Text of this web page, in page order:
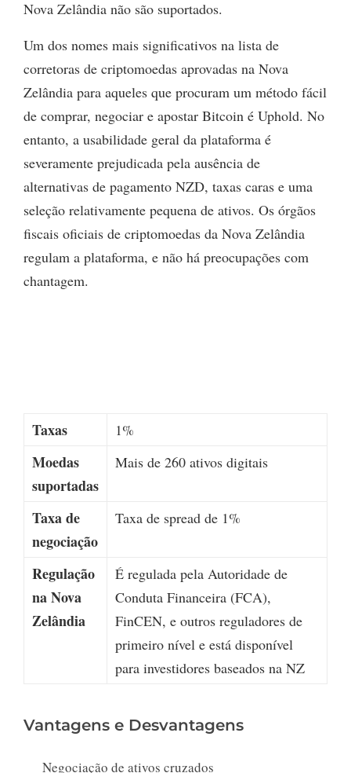
Nova Zelândia não são suportados.
Um dos nomes mais significativos na lista de
corretoras de criptomoedas aprovadas na Nova
Zelândia para aqueles que procuram um método fácil
de comprar, negociar e apostar Bitcoin é Uphold. No
entanto, a usabilidade geral da plataforma é
severamente prejudicada pela ausência de
alternativas de pagamento NZD, taxas caras e uma
seleção relativamente pequena de ativos. Os órgãos
fiscais oficiais de criptomoedas da Nova Zelândia
regulam a plataforma, e não há preocupações com
chantagem.
Taxas 1%
Moedas
suportadas
Mais de 260 ativos digitais
Taxa de
negociação
Taxa de spread de 1%
Regulação
na Nova
Zelândia
É regulada pela Autoridade de
Conduta Financeira (FCA),
FinCEN, e outros reguladores de
primeiro nível e está disponível
para investidores baseados na NZ
Vantagens e Desvantagens
Negociação de ativos cruzados